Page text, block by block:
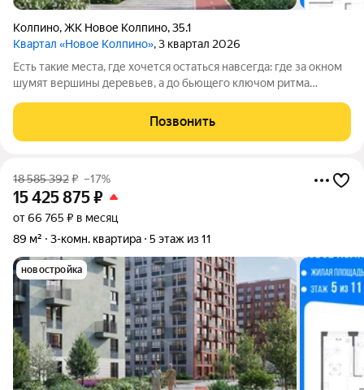
Колпино,ЖК Новое Колпино,35.1
Квартал «Новое Колпино», 3 квартал 2026
Есть такие места, где хочется остаться навсегда: где за окном
шумят вершины деревьев, а до бьющего ключом ритма
вас квартал "Новое Колпино" в зеленом районе
Петербурга.Здесь можно проводить
Позвонить
18 585 392₽ –17%
15 425 875₽
от 66 765 ₽ в месяц
89 м²
3-комн. квартира 5 этаж из 11
новостройка